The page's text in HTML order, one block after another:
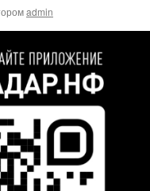
admin